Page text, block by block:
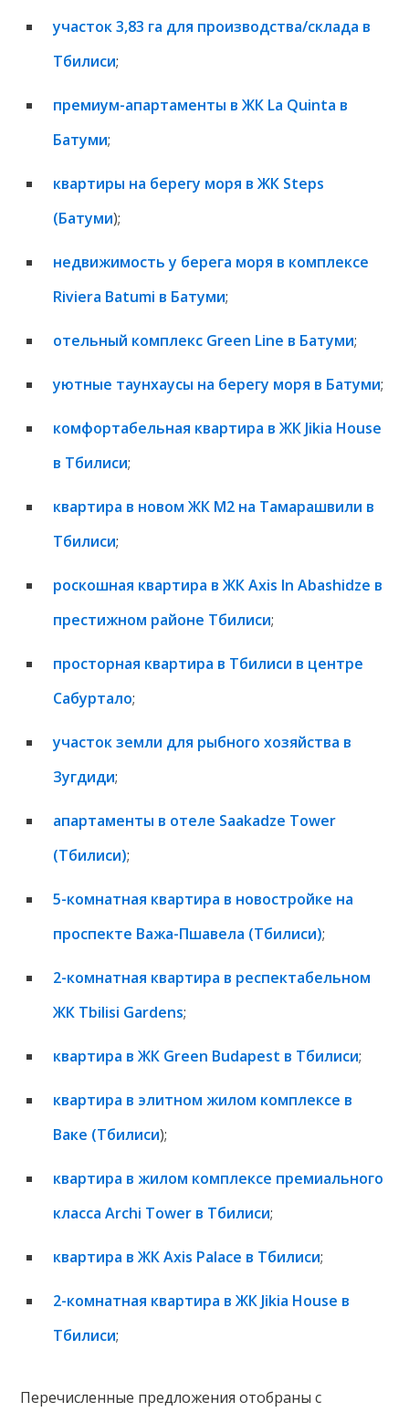
участок 3,83 га для производства/склада в
Тбилиси;
премиум-апартаменты в ЖК La Quinta в
Батуми;
квартиры на берегу моря в ЖК Steps
(Батуми);
недвижимость у берега моря в комплексе
Riviera Batumi в Батуми;
отельный комплекс Green Line в Батуми;
уютные таунхаусы на берегу моря в Батуми;
комфортабельная квартира в ЖК Jikia House
в Тбилиси;
квартира в новом ЖК M2 на Тамарашвили в
Тбилиси;
роскошная квартира в ЖК Axis In Abashidze в
престижном районе Тбилиси;
просторная квартира в Тбилиси в центре
Сабуртало;
участок земли для рыбного хозяйства в
Зугдиди;
апартаменты в отеле Saakadze Tower
(Тбилиси);
5-комнатная квартира в новостройке на
проспекте Важа-Пшавела (Тбилиси);
2-комнатная квартира в респектабельном
ЖК Tbilisi Gardens;
квартира в ЖК Green Budapest в Тбилиси;
квартира в элитном жилом комплексе в
Ваке (Тбилиси);
квартира в жилом комплексе премиального
класса Archi Tower в Тбилиси;
квартира в ЖК Axis Palace в Тбилиси;
2-комнатная квартира в ЖК Jikia House в
Тбилиси;
Перечисленные предложения отобраны с